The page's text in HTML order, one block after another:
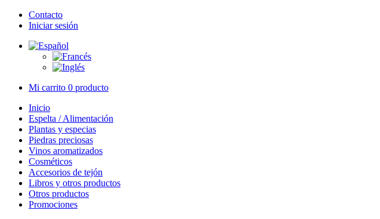
Contacto
Iniciar sesión
Mi carrito 0 producto
Inicio
Espelta / Alimentación
Plantas y especias
Piedras preciosas
Vinos aromatizados
Cosméticos
Accesorios de tejón
Libros y otros productos
Otros productos
Promociones